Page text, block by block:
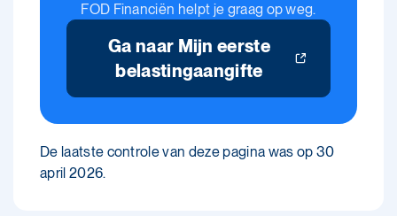
FOD Financiën helpt je graag op weg.
Ga naar Mijn eerste
belastingaangifte
De laatste controle van deze pagina was op 30
april 2026.